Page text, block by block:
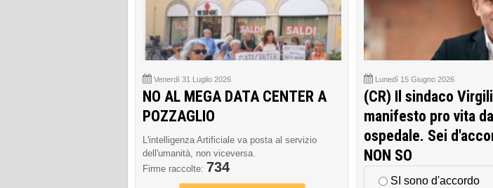
Venerdì 31 Luglio 2026
NO AL MEGA DATA CENTER A
POZZAGLIO
L'intelligenza Artificiale va posta al servizio
dell'umanità, non viceversa.
Firme raccolte: 734
Lunedì 15 Giugno 2026
(CR) Il sindaco
manifesto pro vita
ospedale. Sei
NON SO
SI sono d'accordo